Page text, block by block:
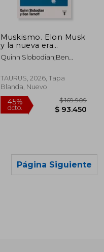
6%
dcto.
Rápido
Muskismo. Elon Musk
y la nueva era
posliberal
Quinn Slobodian;Ben
García
TAURUS, 2026, Tapa
Blanda, Nuevo
Página Siguiente